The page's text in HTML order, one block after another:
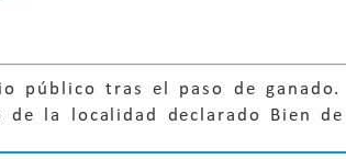
público tras el paso de
de la localidad declarado Bien